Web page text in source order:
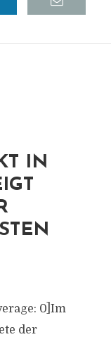
IN
0]Im
der